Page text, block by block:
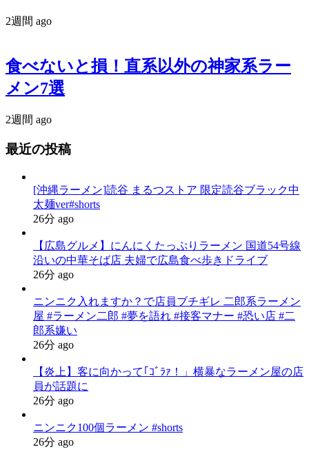
2週間 ago
食べないと損！直系以外の神家系ラー
メン7選
2週間 ago
最近の投稿
[沖縄ラーメン]読谷 まるつストア 限定読谷ブラック中
太麺ver#shorts
26分 ago
【広島グルメ】にんにくたっぷりラーメン 国道54号線
沿いの中華そば店 夫婦で広島食べ歩きドライブ
26分 ago
ニンニク入れますか？で店員ブチギレ 二郎系ラーメン
屋 #ラーメン二郎 #夢を語れ #接客マナー #恐い店 #二
郎系嫌い
26分 ago
【炎上】客に向かって｢ｺﾞﾗｧ！」横暴なラーメン屋の店
員が話題に
26分 ago
ニンニク100個ラーメン #shorts
26分 ago